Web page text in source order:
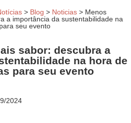
> Blog > Noticias > Menos
a importância da sustentabilidade na
seu evento
sabor: descubra a
na hora de
para seu evento
2024